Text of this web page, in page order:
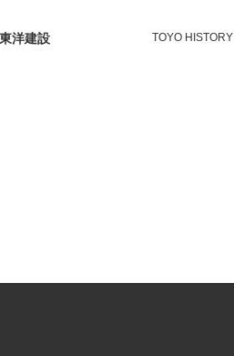
洋建設 TOYO HISTORY